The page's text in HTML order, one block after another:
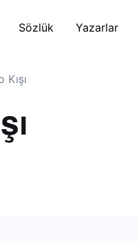
Sözlük Yazarlar
Kışı